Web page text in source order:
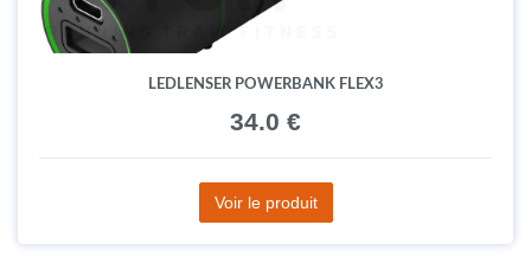
LEDLENSER POWERBANK FLEX3
34.0 €
Voir le produit